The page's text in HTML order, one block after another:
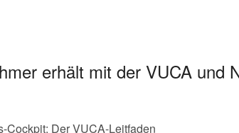
erhält mit der VUCA und
Cockpit: Der VUCA-Leitfaden